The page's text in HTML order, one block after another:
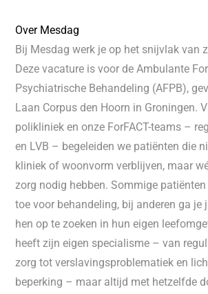
Over Mesdag
Bij Mesdag werk je op het snijvlak van
Deze vacature is voor de Ambulante
Psychiatrische Behandeling (AFPB),
Laan Corpus den Hoorn in Groningen.
polikliniek en onze ForFACT-teams –
en LVB – begeleiden we patiënten die
kliniek of woonvorm verblijven, maar
zorg nodig hebben. Sommige
toe voor behandeling, bij anderen ga je
hen op te zoeken in hun eigen
heeft zijn eigen specialisme – van
zorg tot verslavingsproblematiek en
beperking – maar altijd met hetzelfde